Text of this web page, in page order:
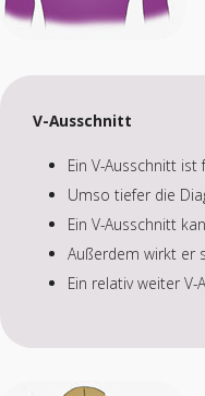
V-Ausschnitt
Ein V-Ausschnitt
Umso tiefer die
Ein V-Ausschnitt
Außerdem wirkt er
Ein relativ weiter